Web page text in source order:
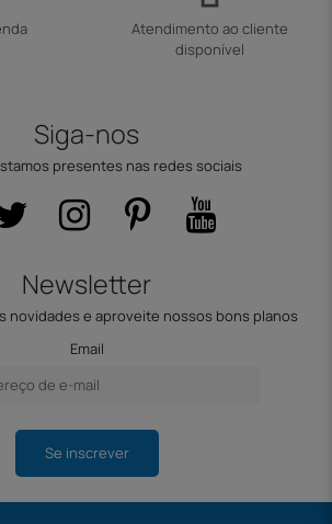
Atendimento ao cliente
disponível
Siga-nos
presentes nas redes sociais
Newsletter
novidades e aproveite nossos bons planos
Email
Se inscrever